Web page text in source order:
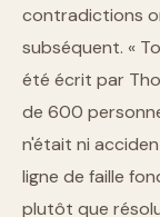
contradictions
subséquent. «
été écrit par
de 600
n'était ni
ligne de faille
plutôt que